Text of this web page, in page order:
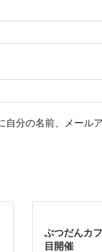
分の名前、メール
ぶつだんカ
目開催